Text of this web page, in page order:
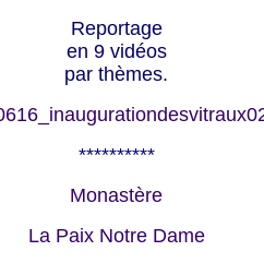
Reportage
en 9 vidéos
par thèmes.
**********
Monastère
La Paix Notre Dame